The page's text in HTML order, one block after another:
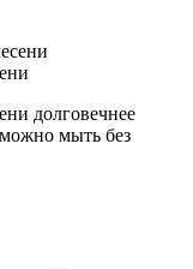
долговечнее
мыть без